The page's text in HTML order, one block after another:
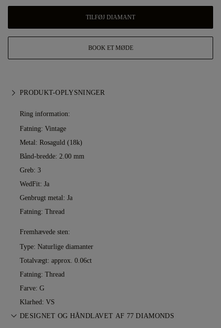
TILFØJ DIAMANT
BOOK ET MØDE
PRODUKT-OPLYSNINGER
Ring information:
Fatning: Vintage
Metal: Rosaguld (18k)
Bånd-bredde: 2.00 mm
Greb: 3
WedFit: Ja
Genbrugt metal: Ja
Fatning: Thread
Fremhævede sten:
Type: Naturlige diamanter
Totalvægt: approx. 0.06ct
Fatning: Thread
Farve: G
Klarhed: VS
DESIGNET OG HÅNDLAVET AF 77 DIAMONDS